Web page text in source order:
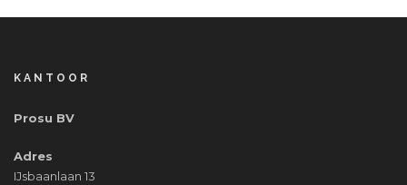
KANTOOR
Prosu BV
Adres
IJsbaanlaan 13